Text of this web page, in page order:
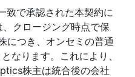
致で承認された本契約に
クロージング時点で保
につき、オンセミの普通
なります。これにより、
株主は統合後の会社